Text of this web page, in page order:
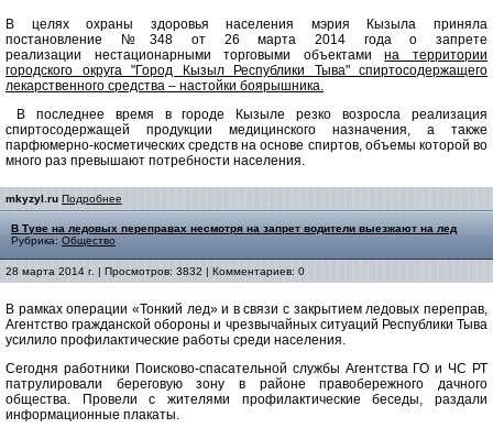
В целях охраны здоровья населения мэрия Кызыла приняла
постановление №348 от 26 марта 2014 года o запрете
реализации нестационарными торговыми объектамина территории
городского округа "Город Кызыл Республики Тыва" спиртосодержащего
лекарственного средства – настойки боярышника.
В последнее время в городе Кызыле резко возросла реализация
спиртосодержащей продукции медицинского назначения, а также
парфюмерно-косметических средств на основе спиртов, объемы которой во
много раз превышают потребности населения.
mkyzyl.ru Подробнее
В Туве на ледовых переправах несмотря на запрет водители выезжают на лед
Рубрика: Общество
28 марта 2014 г. | Просмотров: 3832 | Комментариев: 0
В рамках операции «Тонкий лед» и в связи с закрытием ледовых переправ,
Агентство гражданской обороны и чрезвычайных ситуаций Республики Тыва
усилило профилактические работы среди населения.
Сегодня работники Поисково-спасательной службы Агентства ГО и ЧС РТ
патрулировали береговую зону в районе правобережного дачного
общества. Провели с жителями профилактические беседы, раздали
информационные плакаты.